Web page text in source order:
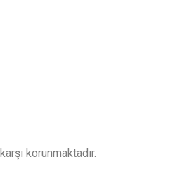
korunmaktadır.